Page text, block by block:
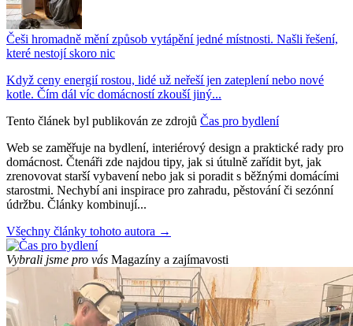
Češi hromadně mění způsob vytápění jedné místnosti. Našli řešení,
které nestojí skoro nic
Když ceny energií rostou, lidé už neřeší jen zateplení nebo nové
kotle. Čím dál víc domácností zkouší jiný...
Tento článek byl publikován ze zdrojů Čas pro bydlení
Web se zaměřuje na bydlení, interiérový design a praktické rady pro
domácnost. Čtenáři zde najdou tipy, jak si útulně zařídit byt, jak
zrenovovat starší vybavení nebo jak si poradit s běžnými domácími
starostmi. Nechybí ani inspirace pro zahradu, pěstování či sezónní
údržbu. Články kombinují...
Všechny články tohoto autora →
Vybrali jsme pro vás Magazíny a zajímavosti